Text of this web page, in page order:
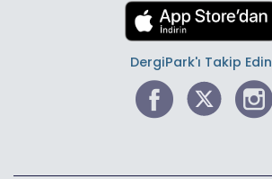
DergiPark'ı Takip Edin